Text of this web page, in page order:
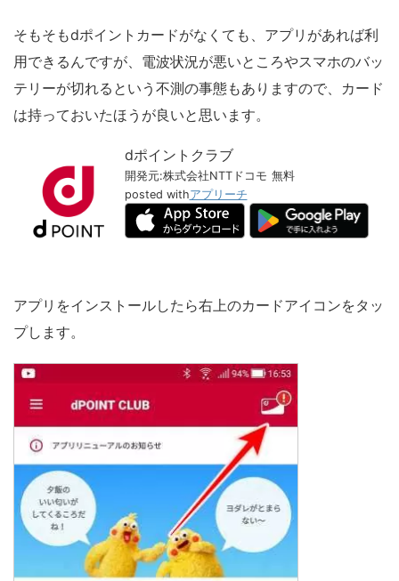
そもそもdポイントカードがなくても、アプリがあれば利
用できるんですが、電波状況が悪いところやスマホのバッ
テリーが切れるという不測の事態もありますので、カード
は持っておいたほうが良いと思います。
dポイントクラブ
開発元:株式会社NTTドコモ 無料
posted withアプリーチ
アプリをインストールしたら右上のカードアイコンをタッ
プします。